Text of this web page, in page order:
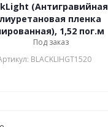
(Антигравийная
пленка
1,52 пог.м
Под заказ
BLACKLIHGT1520